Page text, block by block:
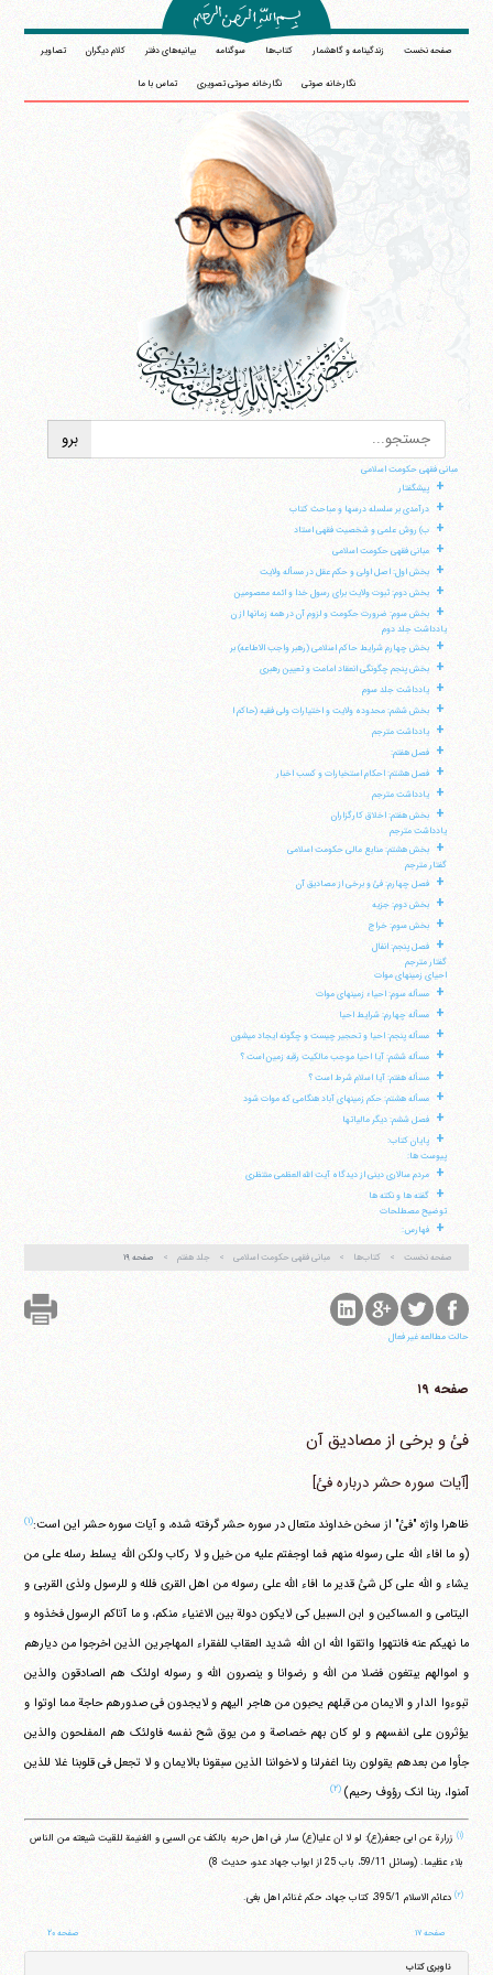
صفحه نخست زندگینامه و گاهشمار کتاب‌ها سوگنامه بیانیه‌های دفتر کلام دیگران تصاویر
نگارخانه صوتی نگارخانه صوتی تصویری تماس با ما
مبانی فقهی حکومت اسلامی
+ پیشگفتار
+ درآمدی بر سلسله درسها و مباحث کتاب
+ ب) روش علمی و شخصیت فقهی استاد
+ مبانی فقهی حکومت اسلامی
+ بخش اول: اصل اولی و حکم عقل در مسأله ولایت
+ بخش دوم: ثبوت ولایت برای رسول خدا و ائمه معصومین
+
بخش سوم: ضرورت حکومت و لزوم آن در همه زمانها از ن
یادداشت جلد دوم
+ بخش چهارم شرایط حاکم اسلامی (رهبر واجب الاطاعه) بر
+ بخش پنجم چگونگی انعقاد امامت و تعیین رهبری
+ یادداشت جلد سوم
+ بخش ششم: محدوده ولایت و اختیارات ولی فقیه (حاکم ا
+ یادداشت مترجم
+ فصل هفتم:
+ فصل هشتم: احکام استخبارات و کسب اخبار
+ یادداشت مترجم
+
بخش هفتم: اخلاق کارگزاران
یادداشت مترجم
+
بخش هشتم: منابع مالی حکومت اسلامی
گفتار مترجم
+ فصل چهارم: فئ و برخی از مصادیق آن
+ بخش دوم: جزیه
+ بخش سوم: خراج
+
فصل پنجم: انفال
گفتار مترجم
احیای زمینهای موات
+ مسأله سوم: احیاء زمینهای موات
+ مسأله چهارم: شرایط احیا
+ مسأله پنجم: احیا و تحجیر چیست و چگونه ایجاد می‎شون
+ مسأله ششم: آیا احیا موجب مالکیت رقبه زمین است ؟
+ مسأله هفتم: آیا اسلام شرط است ؟
+ مسأله هشتم: حکم زمینهای آباد هنگامی که موات شود
+ فصل ششم: دیگر مالیاتها
+
پایان کتاب:
پیوست ها:
+ مردم سالاری دینی از دیدگاه آیت الله العظمی منتظری
+
گفته ها و نکته ها
توضیح مصطلحات
+ فهارس:
صفحه نخست کتاب‌ها مبانی فقهی حکومت اسلامی جلد هفتم صفحه ۱۹
حالت مطالعه غیر فعال
صفحه ۱۹
فئ و برخی از مصادیق آن
[آیات سوره حشر درباره فئ]
ظاهرا واژه "فئ" از سخن خداوند متعال در سوره حشر گرفته شده، و آیات سوره حشر این است:(۱)
(و ما افاء الله علی رسوله منهم فما اوجفتم علیه من خیل و لا رکاب ولکن الله یسلط رسله علی من
یشاء و الله علی کل شئ قدیر ما افاء الله علی رسوله من اهل القری فلله و للرسول ولذی القربی و
الیتامی و المساکین و ابن السبیل کی لایکون دولة بین الاغنیاء منکم، و ما آتاکم الرسول فخذوه و
ما نهیکم عنه فانتهوا واتقوا الله ان الله شدید العقاب للفقراء المهاجرین الذین اخرجوا من دیارهم
و اموالهم یبتغون فضلا من الله و رضوانا و ینصرون الله و رسوله اولئک هم الصادقون والذین
تبوءوا الدار و الایمان من قبلهم یحبون من هاجر الیهم و لایجدون فی صدورهم حاجة مما اوتوا و
یؤثرون علی انفسهم و لو کان بهم خصاصة و من یوق شح نفسه فاولئک هم المفلحون والذین
جأوا من بعدهم یقولون ربنا اغفرلنا و لاخواننا الذین سبقونا بالایمان و لا تجعل فی قلوبنا غلا للذین
آمنوا، ربنا انک رؤوف رحیم)(۲)
(۱)
زرارة عن ابی جعفر(ع): لو لا ان علیا(ع) سار فی اهل حربه بالکف عن السبی و الغنیمة للقیت شیعته من الناس
بلاء عظیما. (وسائل ‏59/11، باب 25 از ابواب جهاد عدو، حدیث 8)
(۲) دعائم الاسلام ‏395/1، کتاب جهاد، حکم غنائم اهل بغی.
صفحه ۱۷ صفحه ۲۰
ناوبری کتاب
ایران
شماره ٨